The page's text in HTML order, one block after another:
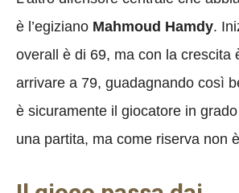
è l’egiziano Mahmoud Hamdy.
overall è di 69, ma con la crescita
arrivare a 79, guadagnando così
è sicuramente il giocatore in
una partita, ma come riserva non